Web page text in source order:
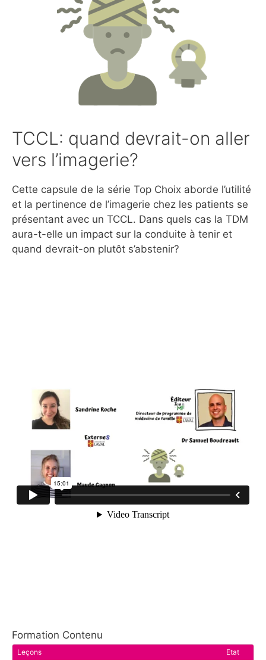
TCCL: quand devrait-on aller
vers l’imagerie?
Cette capsule de la série Top Choix aborde l’utilité
et la pertinence de l’imagerie chez les patients se
présentant avec un TCCL. Dans quels cas la TDM
aura-t-elle un impact sur la conduite à tenir et
quand devrait-on plutôt s’abstenir?
Formation Contenu
Leçons
Etat